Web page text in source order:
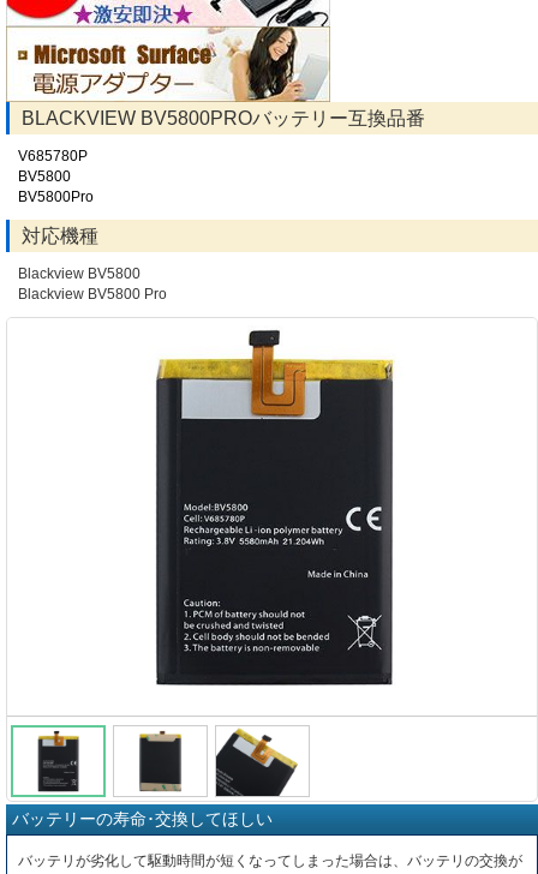
BLACKVIEW BV5800PROバッテリー互換品番
V685780P
BV5800
BV5800Pro
対応機種
Blackview BV5800
Blackview BV5800 Pro
バッテリーの寿命･交換してほしい
バッテリが劣化して駆動時間が短くなってしまった場合は、バッテリの交換が